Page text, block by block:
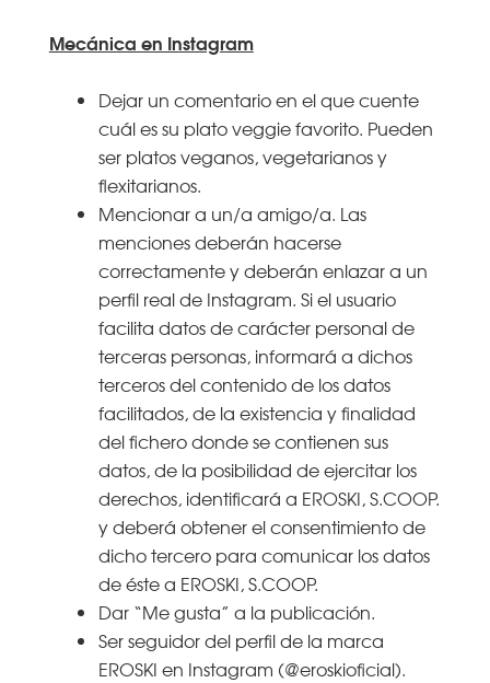
Mecánica en Instagram
Dejar un comentario en el que cuente
cuál es su plato veggie favorito. Pueden
ser platos veganos, vegetarianos y
flexitarianos.
Mencionar a un/a amigo/a. Las
menciones deberán hacerse
correctamente y deberán enlazar a un
perfil real de Instagram. Si el usuario
facilita datos de carácter personal de
terceras personas, informará a dichos
terceros del contenido de los datos
facilitados, de la existencia y finalidad
del fichero donde se contienen sus
datos, de la posibilidad de ejercitar los
derechos, identificará a EROSKI, S.COOP.
y deberá obtener el consentimiento de
dicho tercero para comunicar los datos
de éste a EROSKI, S.COOP.
Dar “Me gusta” a la publicación.
Ser seguidor del perfil de la marca
EROSKI en Instagram (@eroskioficial).